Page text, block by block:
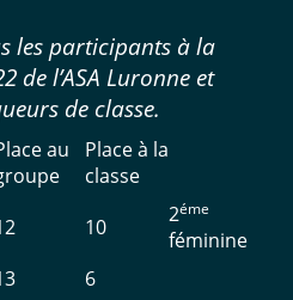
les participants à la
de l’ASA Luronne et
de classe.
au
Place à la
classe
10 2éme
féminine
6